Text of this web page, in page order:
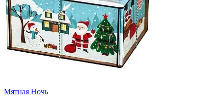
Мятная Ночь